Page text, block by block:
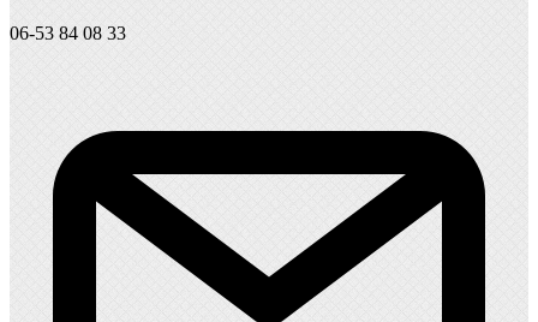
06-53 84 08 33